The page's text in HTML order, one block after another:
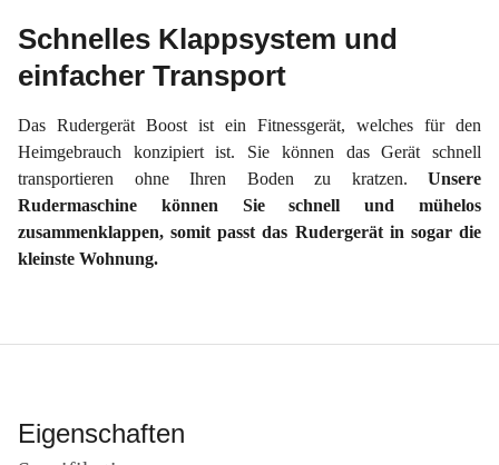
Schnelles Klappsystem und
einfacher Transport
Das Rudergerät Boost ist ein Fitnessgerät, welches für den
Heimgebrauch konzipiert ist. Sie können das Gerät schnell
transportieren ohne Ihren Boden zu kratzen. Unsere
Rudermaschine können Sie schnell und mühelos
zusammenklappen, somit passt das Rudergerät in sogar die
kleinste Wohnung.
Eigenschaften